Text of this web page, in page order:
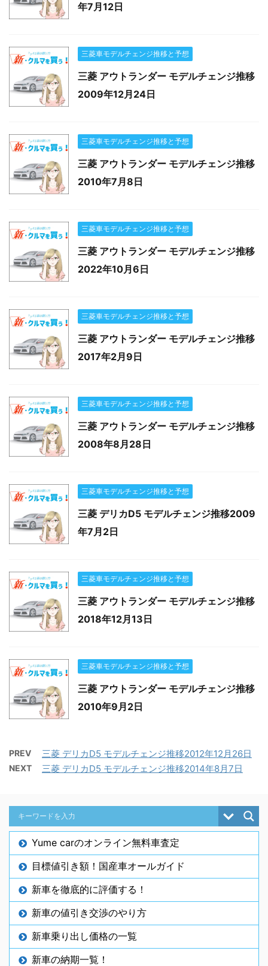
年7月12日
三菱車モデルチェンジ推移と予想
三菱 アウトランダー モデルチェンジ推移
2009年12月24日
三菱車モデルチェンジ推移と予想
三菱 アウトランダー モデルチェンジ推移
2010年7月8日
三菱車モデルチェンジ推移と予想
三菱 アウトランダー モデルチェンジ推移
2022年10月6日
三菱車モデルチェンジ推移と予想
三菱 アウトランダー モデルチェンジ推移
2017年2月9日
三菱車モデルチェンジ推移と予想
三菱 アウトランダー モデルチェンジ推移
2008年8月28日
三菱車モデルチェンジ推移と予想
三菱 デリカD5 モデルチェンジ推移2009
年7月2日
三菱車モデルチェンジ推移と予想
三菱 アウトランダー モデルチェンジ推移
2018年12月13日
三菱車モデルチェンジ推移と予想
三菱 アウトランダー モデルチェンジ推移
2010年9月2日
PREV 三菱 デリカD5 モデルチェンジ推移2012年12月26日
NEXT 三菱 デリカD5 モデルチェンジ推移2014年8月7日
Yume carのオンライン無料車査定
目標値引き額！国産車オールガイド
新車を徹底的に評価する！
新車の値引き交渉のやり方
新車乗り出し価格の一覧
新車の納期一覧！